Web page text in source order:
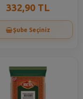
332,90 TL
Şube Seçiniz